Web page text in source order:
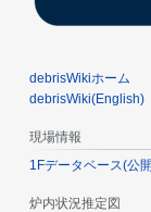
debrisWikiホーム
debrisWiki(English)
現場情報
1Fデータベース(公
炉内状況推定図